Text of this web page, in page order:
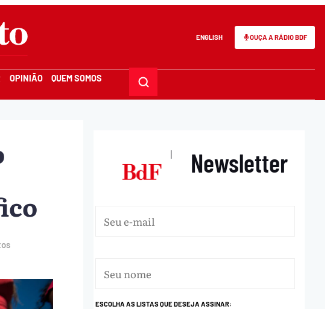
ENGLISH OUÇA A RÁDIO BDF
OPINIÃO QUEM SOMOS
| Newsletter
ESCOLHA AS LISTAS QUE DESEJA ASSINAR: